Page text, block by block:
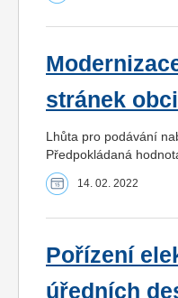
stránek obci
Lhůta pro podávání
Předpokládaná
14. 02. 2022
Pořízení
úředních